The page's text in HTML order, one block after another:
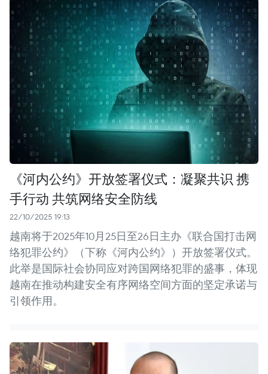
《河内公约》开放签署仪式：凝聚共识 携
手行动 共筑网络安全防线
22/10/2025 19:13
越南将于2025年10月25日至26日主办《联合国打击网
络犯罪公约》（下称《河内公约》）开放签署仪式。
此举是国际社会协同应对跨国网络犯罪的盛事，体现
越南在推动构建安全有序网络空间方面的坚定承诺与
引领作用。